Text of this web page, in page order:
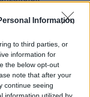
Information
to third parties, or
information for
the below opt-out
note that after your
continue seeing
information utilized by
Királyság, ha
és a HVCA
Finance
Regisztráljon Ön is